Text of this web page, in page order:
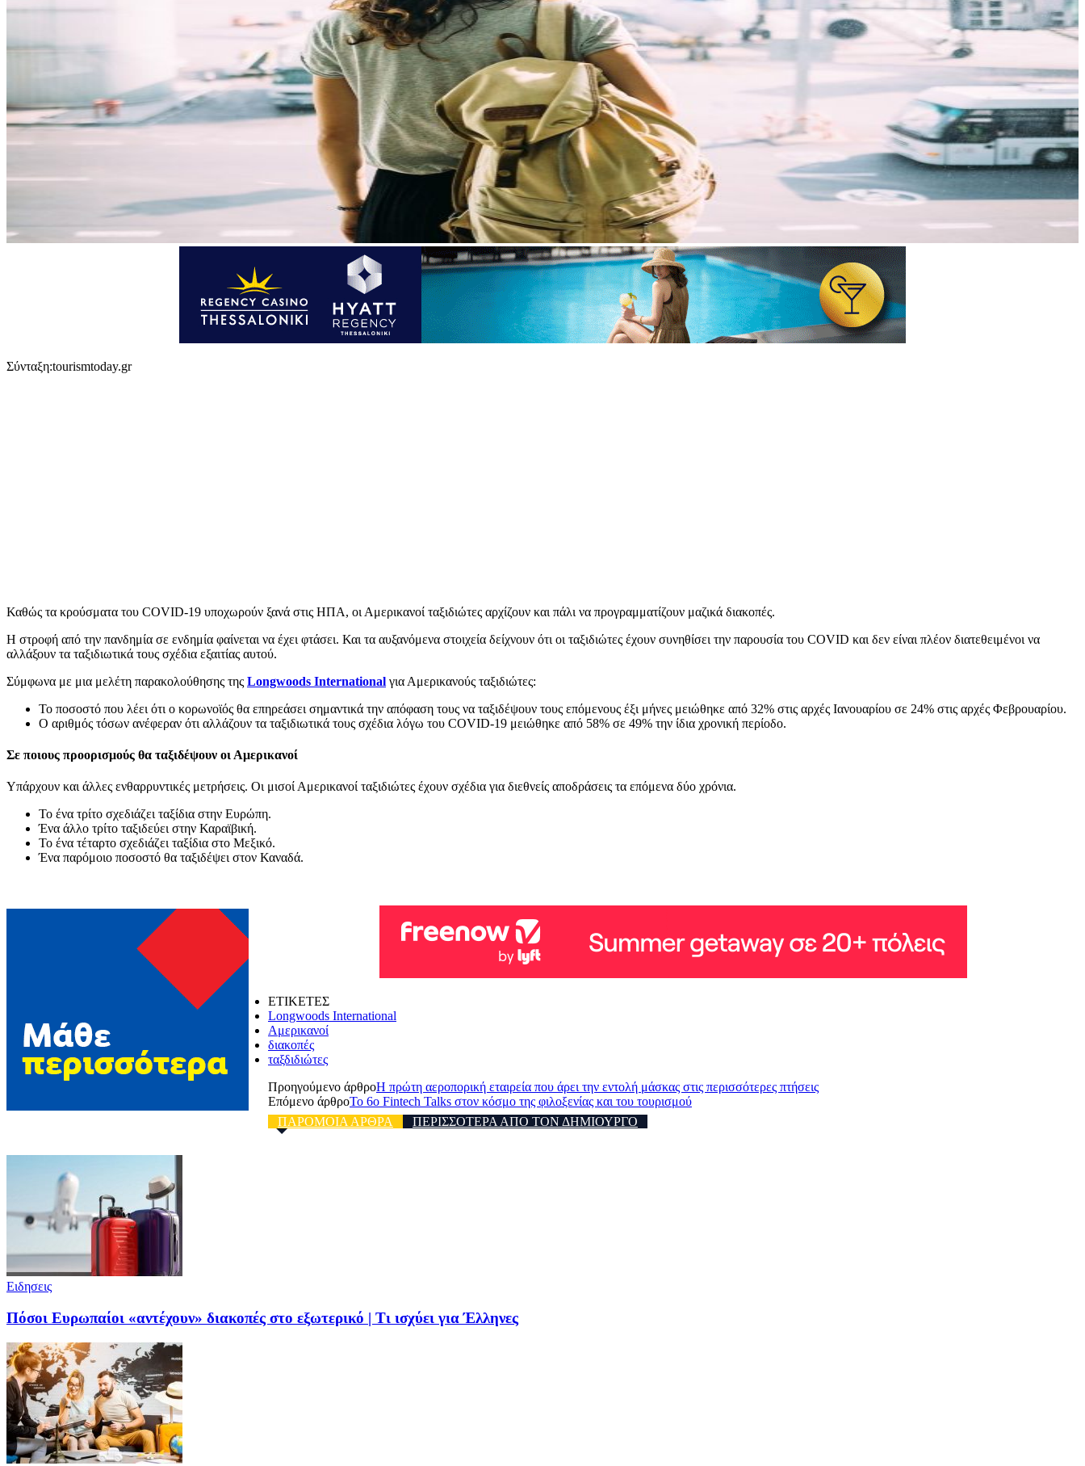
Σύνταξη:tourismtoday.gr
Καθώς τα κρούσματα του COVID-19 υποχωρούν ξανά στις ΗΠΑ, οι Αμερικανοί ταξιδιώτες αρχίζουν και πάλι να προγραμματίζουν μαζικά διακοπές.
Η στροφή από την πανδημία σε ενδημία φαίνεται να έχει φτάσει. Και τα αυξανόμενα στοιχεία δείχνουν ότι οι ταξιδιώτες έχουν συνηθίσει την παρουσία του COVID και δεν είναι πλέον διατεθειμένοι να
αλλάξουν τα ταξιδιωτικά τους σχέδια εξαιτίας αυτού.
Σύμφωνα με μια μελέτη παρακολούθησης της Longwoods International για Αμερικανούς ταξιδιώτες:
Το ποσοστό που λέει ότι ο κορωνοϊός θα επηρεάσει σημαντικά την απόφαση τους να ταξιδέψουν τους επόμενους έξι μήνες μειώθηκε από 32% στις αρχές Ιανουαρίου σε 24% στις αρχές Φεβρουαρίου.
Ο αριθμός τόσων ανέφεραν ότι αλλάζουν τα ταξιδιωτικά τους σχέδια λόγω του COVID-19 μειώθηκε από 58% σε 49% την ίδια χρονική περίοδο.
Σε ποιους προορισμούς θα ταξιδέψουν οι Αμερικανοί
Υπάρχουν και άλλες ενθαρρυντικές μετρήσεις. Οι μισοί Αμερικανοί ταξιδιώτες έχουν σχέδια για διεθνείς αποδράσεις τα επόμενα δύο χρόνια.
Το ένα τρίτο σχεδιάζει ταξίδια στην Ευρώπη.
Ένα άλλο τρίτο ταξιδεύει στην Καραϊβική.
Το ένα τέταρτο σχεδιάζει ταξίδια στο Μεξικό.
Ένα παρόμοιο ποσοστό θα ταξιδέψει στον Καναδά.
ΕΤΙΚΕΤΕΣ
Longwoods International
Αμερικανοί
διακοπές
ταξδιδιώτες
Προηγούμενο άρθροH πρώτη αεροπορική εταιρεία που άρει την εντολή μάσκας στις περισσότερες πτήσεις
Επόμενο άρθροΤο 6ο Fintech Talks στον κόσμο της φιλοξενίας️ και του τουρισμού
ΠΑΡΟΜΟΙΑ ΑΡΘΡΑ
ΠΕΡΙΣΣΟΤΕΡΑ ΑΠΟ ΤΟΝ ΔΗΜΙΟΥΡΓΟ
Ειδησεις
Πόσοι Ευρωπαίοι «αντέχουν» διακοπές στο εξωτερικό | Τι ισχύει για Έλληνες